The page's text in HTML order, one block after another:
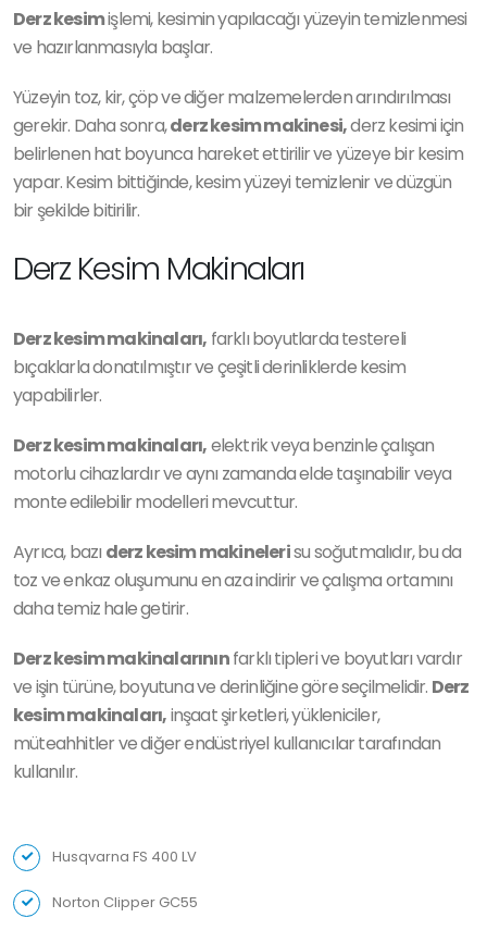
Derz kesimişlemi, kesimin yapılacağı yüzeyin temizlenmesi
ve hazırlanmasıyla başlar.
Yüzeyin toz, kir, çöp ve diğer malzemelerden arındırılması
gerekir. Daha sonra,derz kesim makinesi,derz kesimi için
belirlenen hat boyunca hareket ettirilir ve yüzeye bir kesim
yapar. Kesim bittiğinde, kesim yüzeyi temizlenir ve düzgün
bir şekilde bitirilir.
Derz Kesim Makinaları
Derz kesim makinaları, farklı boyutlarda testereli
bıçaklarla donatılmıştır ve çeşitli derinliklerde kesim
yapabilirler.
Derz kesim makinaları,elektrik veya benzinle çalışan
motorlu cihazlardır ve aynı zamanda elde taşınabilir veya
monte edilebilir modelleri mevcuttur.
Ayrıca, bazı derz kesim makinelerisu soğutmalıdır, bu da
toz ve enkaz oluşumunu en aza indirir ve çalışma ortamını
daha temiz hale getirir.
Derz kesim makinalarınınfarklı tipleri ve boyutları vardır
ve işin türüne, boyutuna ve derinliğine göre seçilmelidir. Derz
kesim makinaları,inşaat şirketleri, yükleniciler,
müteahhitler ve diğer endüstriyel kullanıcılar tarafından
kullanılır.
Husqvarna FS 400 LV
Norton Clipper GC55